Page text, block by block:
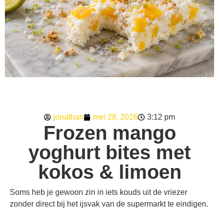
jonathan mei 28, 2026 3:12 pm
Frozen mango
yoghurt bites met
kokos & limoen
Soms heb je gewoon zin in iets kouds uit de vriezer
zonder direct bij het ijsvak van de supermarkt te eindigen.